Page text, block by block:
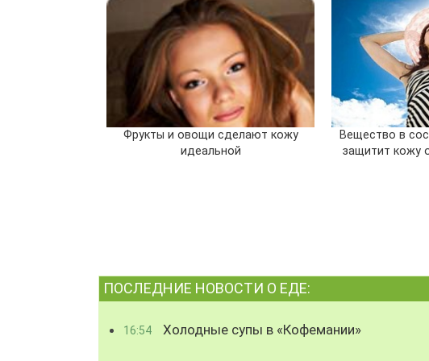
Фрукты и овощи сделают кожу
идеальной
Вещество в
защитит кожу
ПОСЛЕДНИЕ НОВОСТИ О ЕДЕ:
16:54 Холодные супы в «Кофемании»